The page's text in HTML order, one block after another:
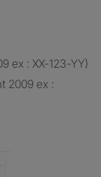
ex : XX-123-YY)
2009 ex :